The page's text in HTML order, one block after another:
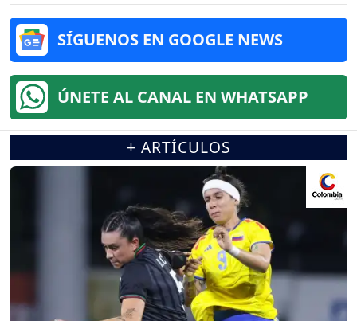
SÍGUENOS EN GOOGLE NEWS
ÚNETE AL CANAL EN WHATSAPP
+ ARTÍCULOS